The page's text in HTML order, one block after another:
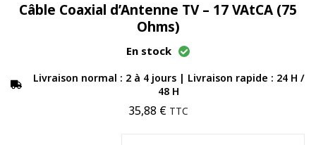
Câble Coaxial d’Antenne TV – 17 VAtCA (75
Ohms)
En stock
Livraison normal : 2 à 4 jours | Livraison rapide : 24 H /
48 H
35,88 € TTC